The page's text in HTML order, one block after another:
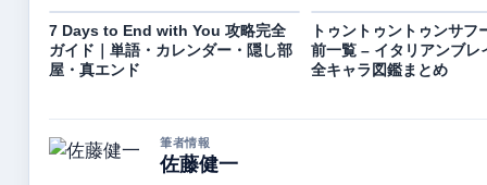
7 Days to End with You 攻略完全
ガイド｜単語・カレンダー・隠し部
屋・真エンド
トゥントゥントゥンサフ
前一覧 – イタリアンブレ
全キャラ図鑑まとめ
筆者情報
佐藤健一